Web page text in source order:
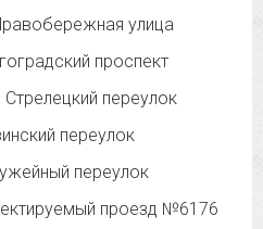
улица
проспект
переулок
переулок
переулок
проезд №6176